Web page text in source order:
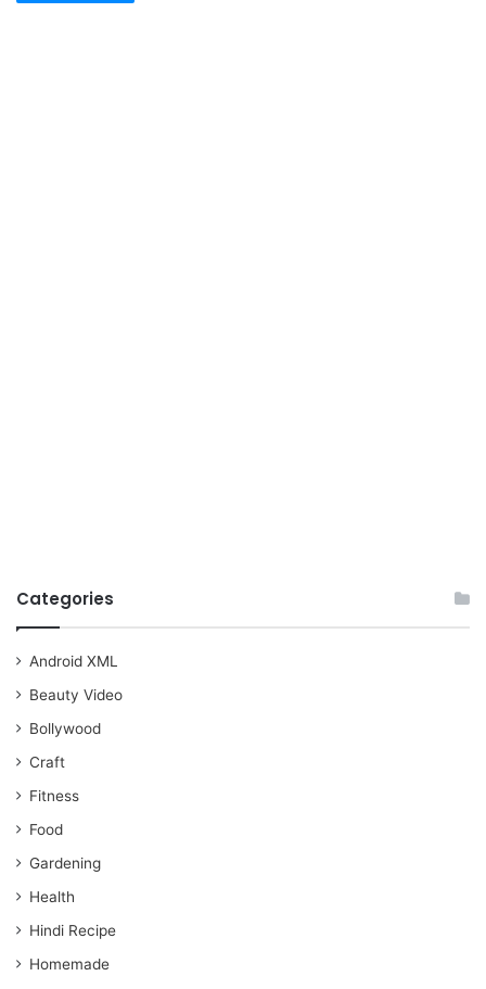
Categories
Android XML
Beauty Video
Bollywood
Craft
Fitness
Food
Gardening
Health
Hindi Recipe
Homemade